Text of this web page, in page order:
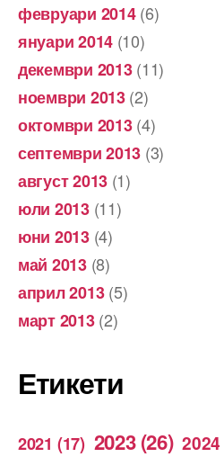
февруари 2014(6)
януари 2014 (10)
декември 2013(11)
ноември 2013(2)
октомври 2013(4)
септември 2013 (3)
август 2013 (1)
юли 2013(11)
юни 2013(4)
май 2013(8)
април 2013(5)
март 2013(2)
Етикети
2021 (17) 2023 (26) 2024